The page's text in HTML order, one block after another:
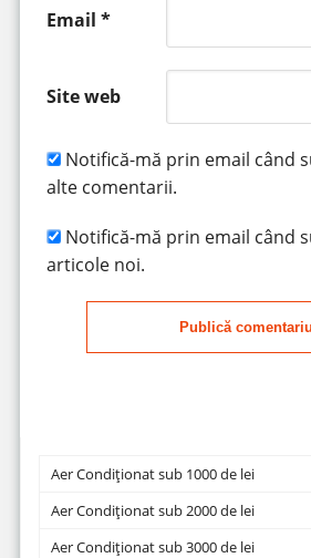
Email *
Site web
Notifică-mă prin email când
alte comentarii.
Notifică-mă prin email când
articole noi.
Publică
Aer Condiționat sub 1000 de lei
Aer Condiționat sub 2000 de lei
Aer Condiționat sub 3000 de lei